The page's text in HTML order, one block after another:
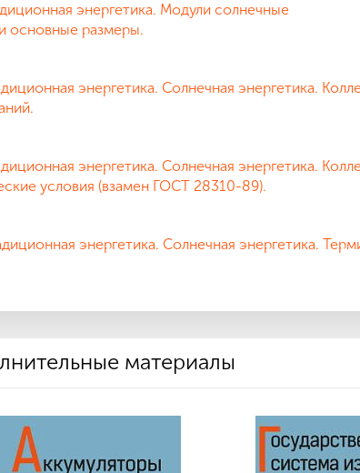
энергетика. Модули солнечные
основные размеры.
энергетика. Солнечная энергетика.
энергетика. Солнечная энергетика.
условия (взамен ГОСТ 28310-89).
энергетика. Солнечная энергетика.
материалы